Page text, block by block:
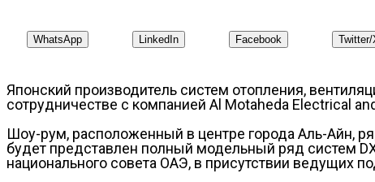
WhatsApp LinkedIn Facebook Twitter/
Японский производитель систем отопления,
сотрудничестве с компанией Al Motaheda Electrical
Шоу-рум, расположенный в центре города Аль-Айн,
будет представлен полный модельный ряд систем
национального совета ОАЭ, в присутствии ведущих